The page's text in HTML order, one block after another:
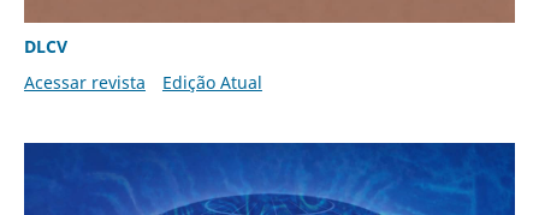
DLCV
Acessar revista
Edição Atual